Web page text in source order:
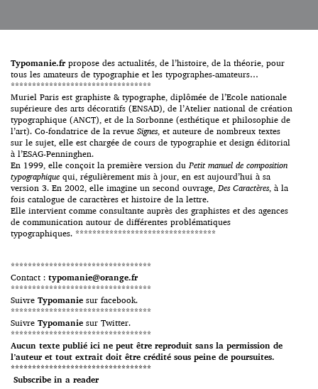
Mucha, William Morris, Willy
comprend actuellement plus
[…]
Typomanie.fr propose des actualités, de l’histoire, de la théorie, pour
tous les amateurs de typographie et les typographes-amateurs…
*********************************
Muriel Paris est graphiste & typographe, diplômée de l’Ecole nationale
supérieure des arts décoratifs (ENSAD), de l’Atelier national de création
typographique (ANCT), et de la Sorbonne (esthétique et philosophie de
l’art). Co-fondatrice de la revue Signes, et auteure de nombreux textes
sur le sujet, elle est chargée de cours de typographie et design éditorial
à l’ESAG-Penninghen.
En 1999, elle conçoit la première version duPetit manuel de composition
typographique qui, régulièrement mis à jour, en est aujourd’hui à sa
version 3. En 2002, elle imagine un second ouvrage, Des Caractères, à la
fois catalogue de caractères et histoire de la lettre.
Elle intervient comme consultante auprès des graphistes et des agences
de communication autour de différentes problématiques
typographiques. *********************************
*********************************
Contact : typomanie@orange.fr
*********************************
Suivre Typomanie sur facebook.
*********************************
Suivre Typomanie sur Twitter.
*********************************
Aucun texte publié ici ne peut être reproduit sans la permission de
l’auteur et tout extrait doit être crédité sous peine de poursuites.
*********************************
Subscribe in a reader